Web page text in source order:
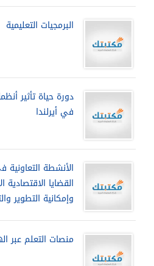
البرمجيات التعليمية
دورة حياة تأثير
في أيرلندا
الأنشطة التعاونية
القضايا
وإمكانية التطوير
منصات التعلم عبر